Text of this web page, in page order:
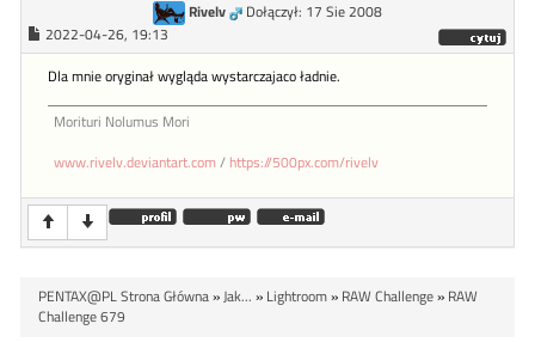
Rivelv
Dołączył: 17 Sie 2008
2022-04-26, 19:13
Dla mnie oryginał wygląda wystarczajaco ładnie.
Morituri Nolumus Mori
www.rivelv.deviantart.com/ https://500px.com/rivelv
PENTAX@PL Strona Główna»Jak... » Lightroom» RAW Challenge» RAW
Challenge 679